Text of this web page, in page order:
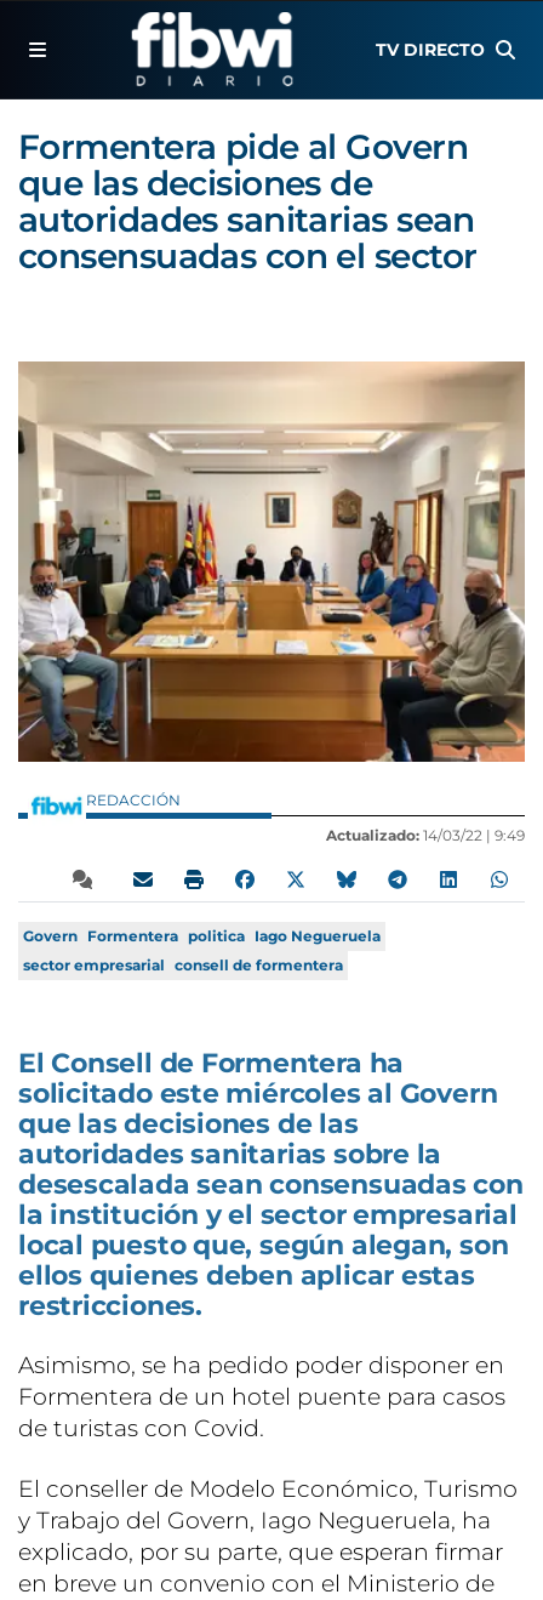
TV DIRECTO
Formentera pide al Govern
que las decisiones de
autoridades sanitarias sean
consensuadas con el sector
REDACCIÓN
Actualizado: 14/03/22 | 9:49
Govern Formentera politica Iago Negueruela
sector empresarial consell de formentera
El Consell de Formentera ha
solicitado este miércoles al Govern
que las decisiones de las
autoridades sanitarias sobre la
desescalada sean consensuadas con
la institución y el sector empresarial
local puesto que, según alegan, son
ellos quienes deben aplicar estas
restricciones.
Asimismo, se ha pedido poder disponer en
Formentera de un hotel puente para casos
de turistas con Covid.
El conseller de Modelo Económico, Turismo
y Trabajo del Govern, Iago Negueruela, ha
explicado, por su parte, que esperan firmar
en breve un convenio con el Ministerio de